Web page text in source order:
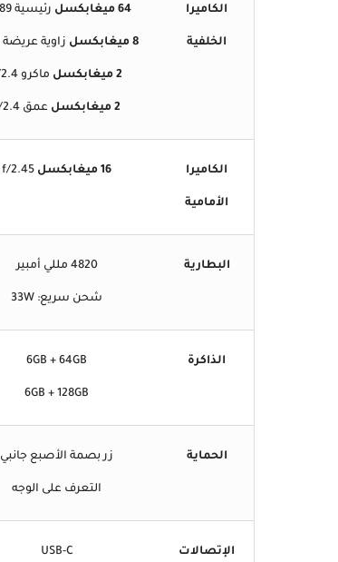
الكاميرا
الخلفية
64 ميغابكسل رئيسية f/1.89
8 ميغابكسل زاوية عريضة f/2.2
2 ميغابكسل ماكرو f/2.4
2 ميغابكسل عمق f/2.4
الكاميرا
الأمامية
16 ميغابكسل
البطارية 4820 مللي أمبير
شحن سريع: 33W
الذاكرة 6GB + 64GB
6GB + 128GB
الحماية زر بصمة الأصبع جانبي
التعرف على الوجه
الإتصالات USB-C